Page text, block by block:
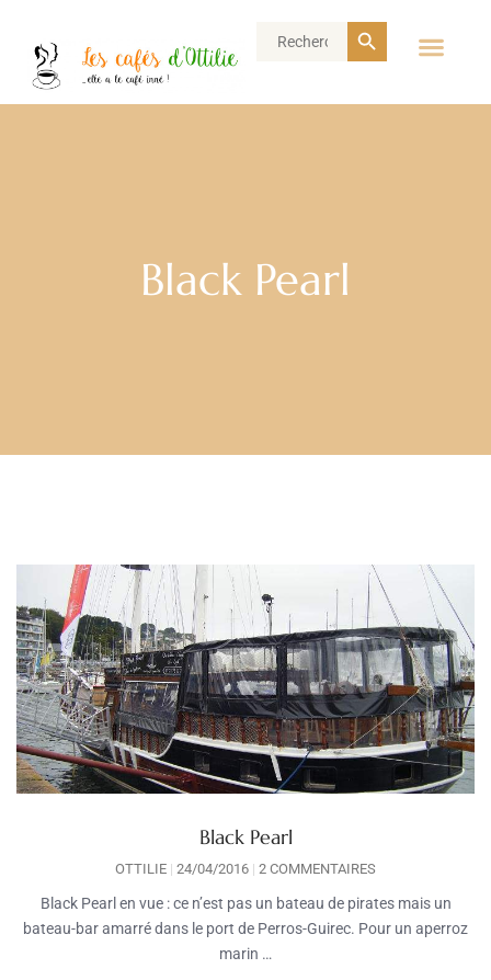
Search
Search Button
Black Pearl
Black Pearl
OTTILIE 24/04/2016 2 COMMENTAIRES
Black Pearl en vue : ce n’est pas un bateau de pirates mais un
bateau-bar amarré dans le port de Perros-Guirec. Pour un aperroz
marin …